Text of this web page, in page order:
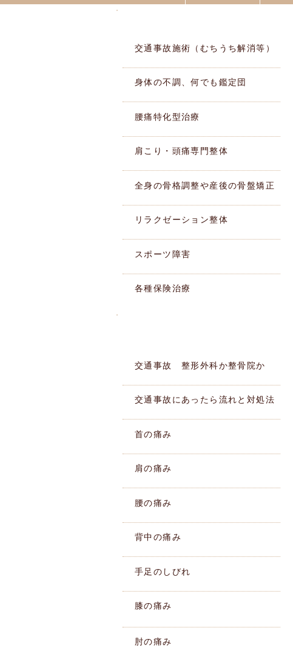
交通事故施術（むちうち解消等）
身体の不調、何でも鑑定団
腰痛特化型治療
肩こり・頭痛専門整体
全身の骨格調整や産後の骨盤矯正
リラクゼーション整体
スポーツ障害
各種保険治療
交通事故 整形外科か整骨院か
交通事故にあったら流れと対処法
首の痛み
肩の痛み
腰の痛み
背中の痛み
手足のしびれ
膝の痛み
肘の痛み